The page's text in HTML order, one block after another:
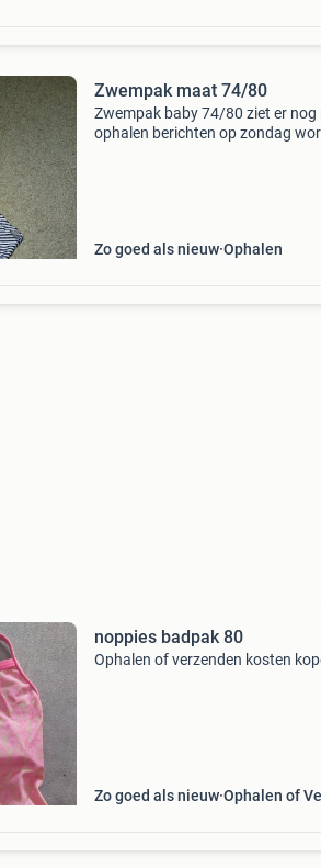
Zwempak maat 74/80
Zwempak baby 74/80 ziet er nog
ophalen berichten op zondag
Zo goed als nieuw Ophalen
noppies badpak 80
Ophalen of verzenden kosten
Zo goed als nieuw Ophalen of